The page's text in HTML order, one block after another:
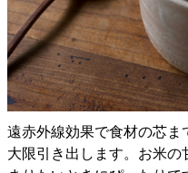
遠赤外線効果で食材の芯
大限引き出します。お米